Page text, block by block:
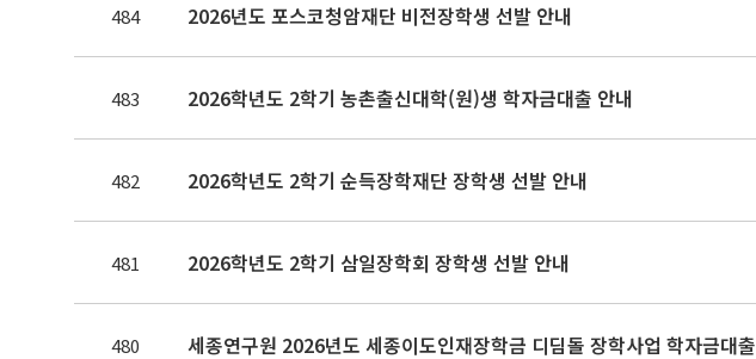
484 2026년도 포스코청암재단 비전장학생 선발 안내
483 2026학년도 2학기 농촌출신대학(원)생 학자금대출 안내
482 2026학년도 2학기 순득장학재단 장학생 선발 안내
481 2026학년도 2학기 삼일장학회 장학생 선발 안내
480